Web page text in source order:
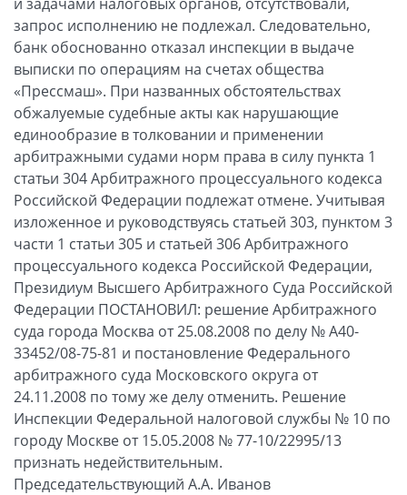
запрос исполнению не подлежал. Следовательно,
банк обоснованно отказал инспекции в выдаче
выписки по операциям на счетах общества
«Прессмаш». При названных обстоятельствах
обжалуемые судебные акты как нарушающие
единообразие в толковании и применении
арбитражными судами норм права в силу пункта 1
статьи 304 Арбитражного процессуального кодекса
Российской Федерации подлежат отмене. Учитывая
изложенное и руководствуясь статьей 303, пунктом 3
части 1 статьи 305 и статьей 306 Арбитражного
процессуального кодекса Российской Федерации,
Президиум Высшего Арбитражного Суда Российской
Федерации ПОСТАНОВИЛ: решение Арбитражного
суда города Москва от 25.08.2008 по делу № А40-
33452/08-75-81 и постановление Федерального
арбитражного суда Московского округа от
24.11.2008 по тому же делу отменить. Решение
Инспекции Федеральной налоговой службы № 10 по
городу Москве от 15.05.2008 № 77-10/22995/13
признать недействительным.
Председательствующий А.А. Иванов